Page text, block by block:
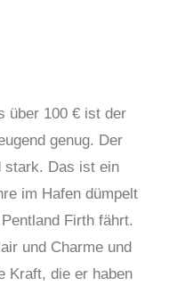
über 100 € ist der
genug. Der
stark. Das ist ein
im Hafen dümpelt
Firth fährt.
und Charme und
Kraft, die er haben